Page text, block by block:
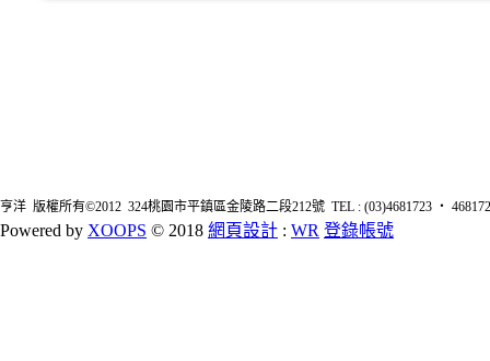
亨洋 版權所有©2012 324桃園市平鎮區金陵路二段212號 TEL : (03)4681723 ‧
Powered by XOOPS © 2018 網頁設計 : WR 登錄帳號